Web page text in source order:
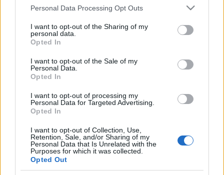
Please note that this website/app uses one or more Google
not limited to your visit or usage behaviour. You may click to
grant or deny consent to Google and its third-party tags to
use your data for below specified purposes in below Google
consent section.
Personal Data Processing Opt Outs
I want to opt-out of the Sharing of my
personal data.
Opted In
I want to opt-out of the Sale of my
Personal Data.
Opted In
I want to opt-out of processing my
Personal Data for Targeted Advertising.
Opted In
I want to opt-out of Collection, Use,
Retention, Sale, and/or Sharing of my
Personal Data that Is Unrelated with the
Purposes for which it was collected.
Opted Out
Ha nem szeretnél lemaradni arról, mikor kezdődnek az
új műsorok, és mikor folytatódnak kedvenc sorozataid,
kattints ideés böngészd át a folyamatosan
frissülőPremiernaptárunkat
Címkék:telenovella RTL2 RTL Magyarország
hazai sorozat
Oltári Csajok Oltári csajok
Ajánlott bejegyzések: